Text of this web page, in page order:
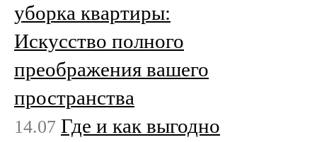
уборка квартиры:
Искусство полного
преображения вашего
пространства
14.07 Где и как выгодно